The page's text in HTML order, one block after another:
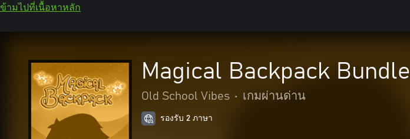
ข้ามไปที่เนื้อหาหลัก
Magical Backpack Bundle
Old School Vibes • เกมผ่านด่าน
รองรับ 2 ภาษา